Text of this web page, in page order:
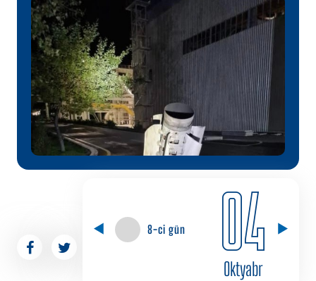
8-ci gün 04
Oktyabr